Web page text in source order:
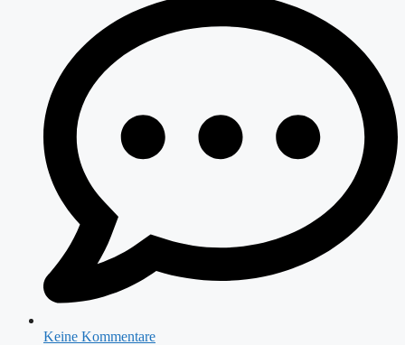
Keine Kommentare